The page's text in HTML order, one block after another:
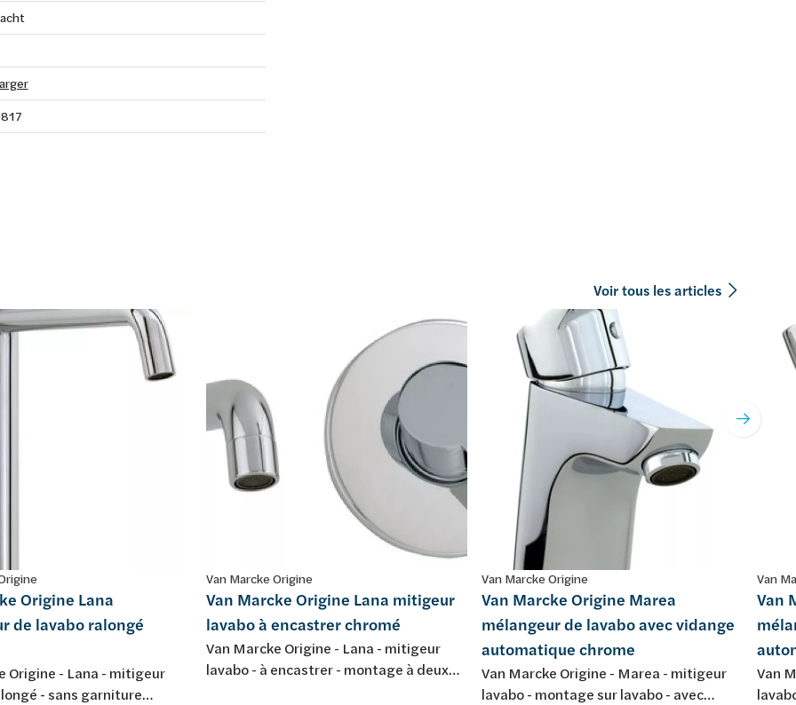
Voir tous les articles
Origine Lana
de lavabo ralongé
Origine - Lana - mitigeur
- sans garniture
Van Marcke Origine
Van Marcke Origine Lana mitigeur
lavabo à encastrer chromé
Van Marcke Origine - Lana - mitigeur
lavabo - à encastrer - montage à deux
Van Marcke Origine
Van Marcke Origine Marea
mélangeur de lavabo avec vidange
automatique chrome
Van Marcke Origine - Marea - mitigeur
lavabo - montage sur lavabo - avec
Van
Van
Van